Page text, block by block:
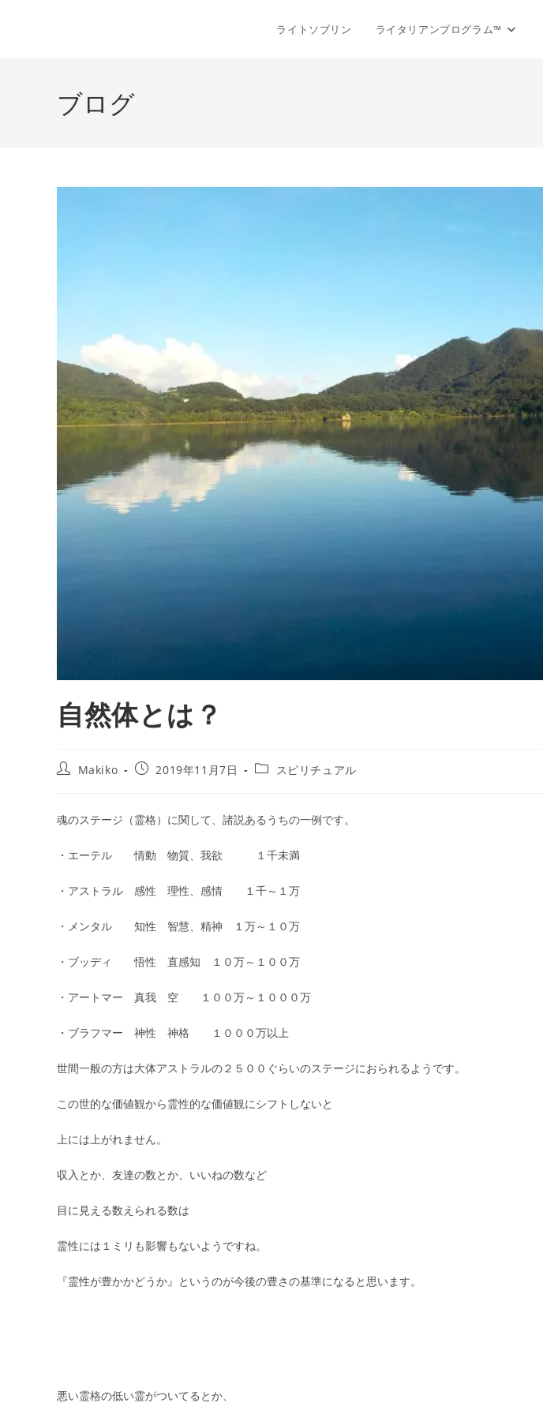
ライトソブリン ライタリアンプログラム™
ブログ
自然体とは？
投
Makiko
投
開
日:
2019年11月7日
投
テ
ゴ
ー:
スピリチュアル
魂のステージ（霊格）に関して、諸説あるうちの一例です。
・エーテル 情動 物質、我欲 １千未満
・アストラル 感性 理性、感情 １千～１万
・メンタル 知性 智慧、精神 １万～１０万
・ブッディ 悟性 直感知 １０万～１００万
・アートマー 真我 空 １００万～１０００万
・ブラフマー 神性 神格 １０００万以上
世間一般の方は大体アストラルの２５００ぐらいのステージにおられるようです。
この世的な価値観から霊性的な価値観にシフトしないと
上には上がれません。
収入とか、友達の数とか、いいねの数など
目に見える数えられる数は
霊性には１ミリも影響もないようですね。
『霊性が豊かかどうか』というのが今後の豊さの基準になると思います。
悪い霊格の低い霊がついてるとか、